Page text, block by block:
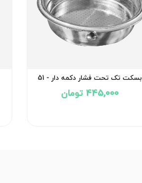
بسکت تک تحت فشار دکمه دار - 51
445,000 تومان